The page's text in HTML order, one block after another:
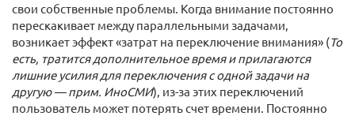
свои собственные проблемы. Когда внимание постоянно
перескакивает между параллельными задачами,
возникает эффект «затрат на переключение внимания» (То
есть, тратится дополнительное время и прилагаются
лишние усилия для переключения с одной задачи на
другую — прим. ИноСМИ), из-за этих переключений
пользователь может потерять счет времени. Постоянно